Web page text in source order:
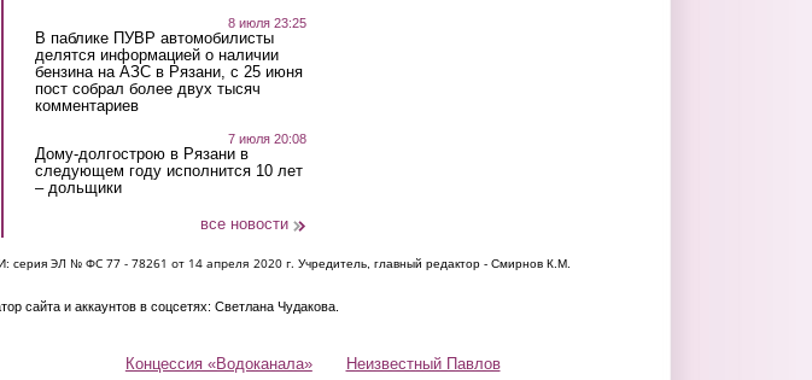
8 июля 23:25
В паблике ПУВР автомобилисты
делятся информацией о наличии
бензина на АЗС в Рязани, с 25 июня
пост собрал более двух тысяч
комментариев
7 июля 20:08
Дому-долгострою в Рязани в
следующем году исполнится 10 лет
– дольщики
все новости
серия ЭЛ № ФС 77 - 78261 от 14 апреля 2020 г. Учредитель, главный редактор - Смирнов К.М.
сайта и аккаунтов в соцсетях: Светлана Чудакова.
Концессия «Водоканала» Неизвестный Павлов